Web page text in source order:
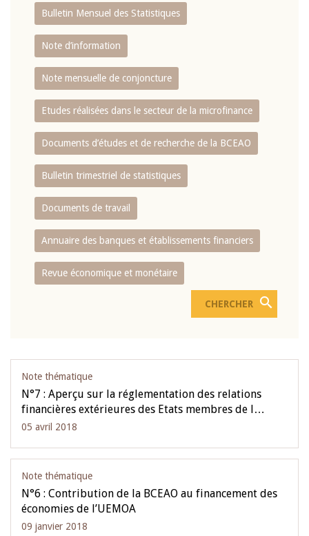
Bulletin Mensuel des Statistiques
Note d’information
Note mensuelle de conjoncture
Etudes réalisées dans le secteur de la microfinance
Documents d’études et de recherche de la BCEAO
Bulletin trimestriel de statistiques
Documents de travail
Annuaire des banques et établissements financiers
Revue économique et monétaire
Note thématique
N°7 : Aperçu sur la réglementation des relations
financières extérieures des Etats membres de l…
05 avril 2018
Note thématique
N°6 : Contribution de la BCEAO au financement des
économies de l’UEMOA
09 janvier 2018